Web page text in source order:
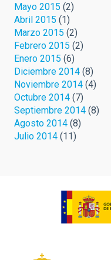
Mayo 2015 (2)
Abril 2015 (1)
Marzo 2015 (2)
Febrero 2015 (2)
Enero 2015 (6)
Diciembre 2014 (8)
Noviembre 2014 (4)
Octubre 2014 (7)
Septiembre 2014 (8)
Agosto 2014 (8)
Julio 2014 (11)